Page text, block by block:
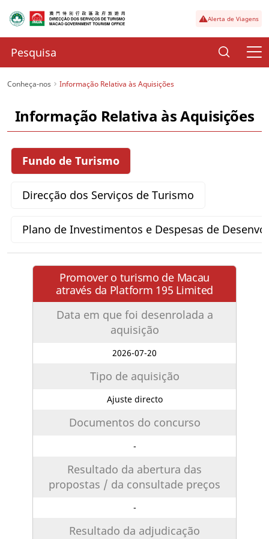
Alerta de Viagens
Conheça-nos Informação Relativa às Aquisições
Informação Relativa às Aquisições
Fundo de Turismo
Direcção dos Serviços de Turismo
Plano de Investimentos e Despesas de
Promover o turismo de Macau
através da Platform 195 Limited
Data em que foi desenrolada a
aquisição
2026-07-20
Tipo de aquisição
Ajuste directo
Documentos do concurso
-
Resultado da abertura das
propostas / da consultade preços
-
Resultado da adjudicação